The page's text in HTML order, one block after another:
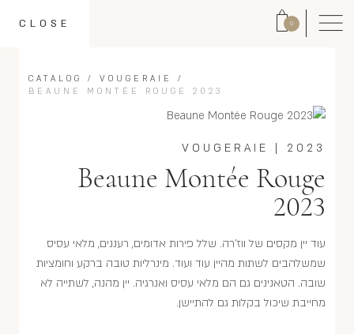
0
CLOSE
CATALOG / VOUGERAIE
/
BEAUNE MONTÉE ROUGE 2023
2023
|
VOUGERAIE
Beaune Montée Rouge
2023
עוד יין מקסים של ווז'רה. שלל פירות אדומים, רעננים, מלאי עסיס
שמשלהבים לשתות מהיין עוד ועוד. מינרליות טובה ברקע וחומציות
שובה. הטאנינים גם הם מלאי עסיס ואנרגיה. יין מהנה, לשתייה לא
מחייבת שיכול בקלות גם להתיישן.